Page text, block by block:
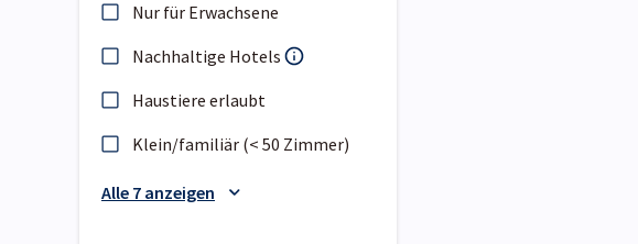
Nur für Erwachsene
Nachhaltige Hotels
Haustiere erlaubt
Klein/familiär (< 50 Zimmer)
Alle 7 anzeigen